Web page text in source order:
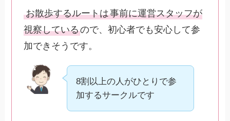
お散歩するルートは事前に運営スタッフが
視察しているので、初心者でも安心して参
加できそうです。
8割以上の人がひとりで参
加するサークルです